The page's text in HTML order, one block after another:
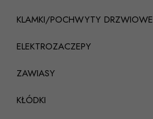
KLAMKI/POCHWYTY DRZWIOWE
ELEKTROZACZEPY
ZAWIASY
KŁÓDKI